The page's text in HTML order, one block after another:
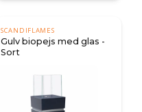
SCANDIFLAMES
Gulv biopejs med glas -
Sort